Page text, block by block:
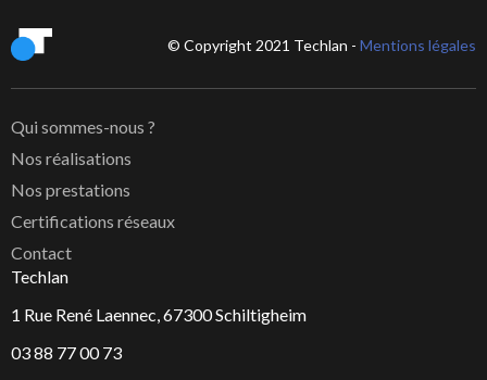
© Copyright 2021 Techlan - Mentions légales
Qui sommes-nous ?
Nos réalisations
Nos prestations
Certifications réseaux
Contact
Techlan
1 Rue René Laennec, 67300 Schiltigheim
03 88 77 00 73